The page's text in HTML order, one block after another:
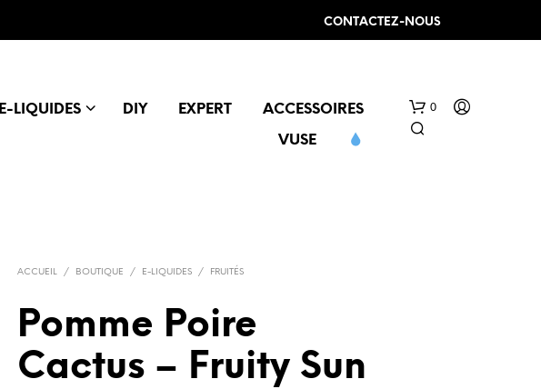
CONTACTEZ-NOUS
E-LIQUIDES DIY EXPERT
ACCESSOIRES
VUSE
0
ACCUEIL / BOUTIQUE / E-LIQUIDES / FRUITÉS
Pomme Poire
Cactus – Fruity Sun